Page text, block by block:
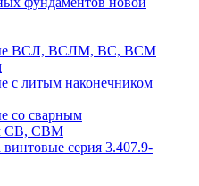
ВСЛ, ВСЛМ, ВС, ВСМ
с литым наконечником
со сварным
СВ, СВМ
серия 3.407.9-